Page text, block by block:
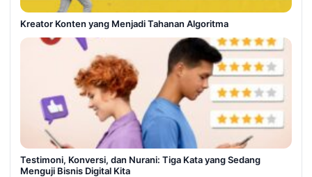
Kreator Konten yang Menjadi Tahanan Algoritma
Testimoni, Konversi, dan Nurani: Tiga Kata yang Sedang
Menguji Bisnis Digital Kita